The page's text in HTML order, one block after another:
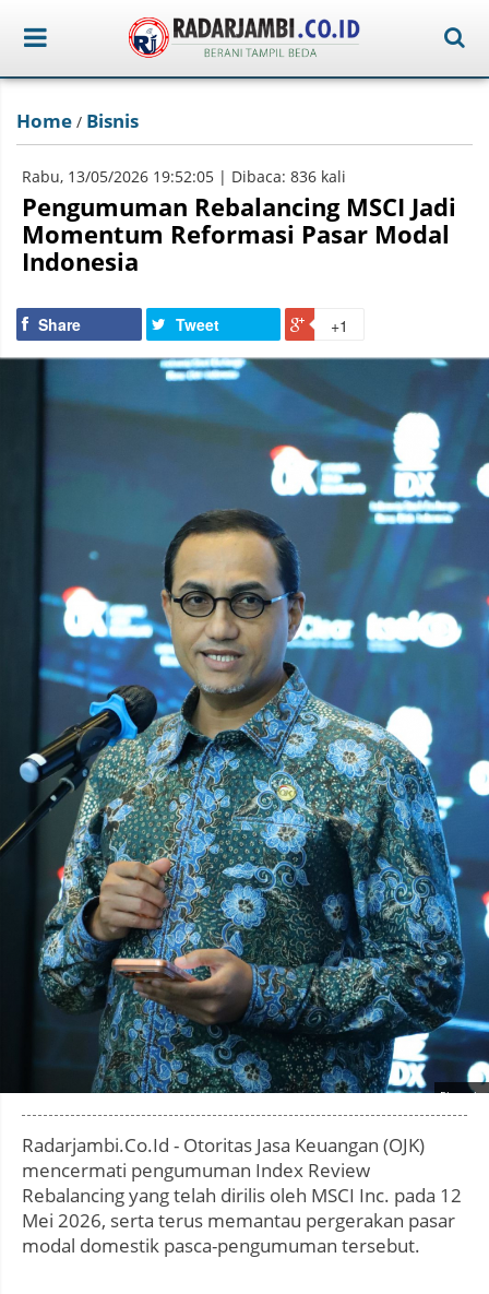
Home / Bisnis
Rabu, 13/05/2026 19:52:05 | Dibaca: 836 kali
Pengumuman Rebalancing MSCI Jadi
Momentum Reformasi Pasar Modal
Indonesia
Share Tweet +1
Photo by
Radarjambi.Co.Id - Otoritas Jasa Keuangan (OJK)
mencermati pengumuman Index Review
Rebalancing yang telah dirilis oleh MSCI Inc. pada 12
Mei 2026, serta terus memantau pergerakan pasar
modal domestik pasca-pengumuman tersebut.